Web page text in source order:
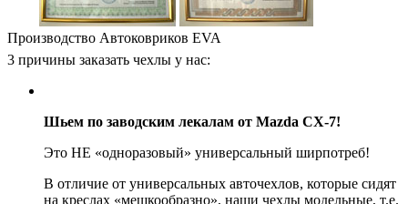
Производство Автоковриков EVA
3 причины заказать чехлы у нас:
Шьем по заводским лекалам от Mazda CX-7!
Это НЕ «одноразовый» универсальный ширпотреб!
В отличие от универсальных авточехлов, которые сидят
на креслах «мешкообразно», наши чехлы модельные, т.е.